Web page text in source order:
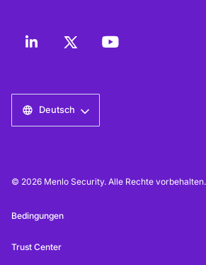
Deutsch
© 2026 Menlo Security. Alle Rechte vorbehalten.
Bedingungen
Trust Center